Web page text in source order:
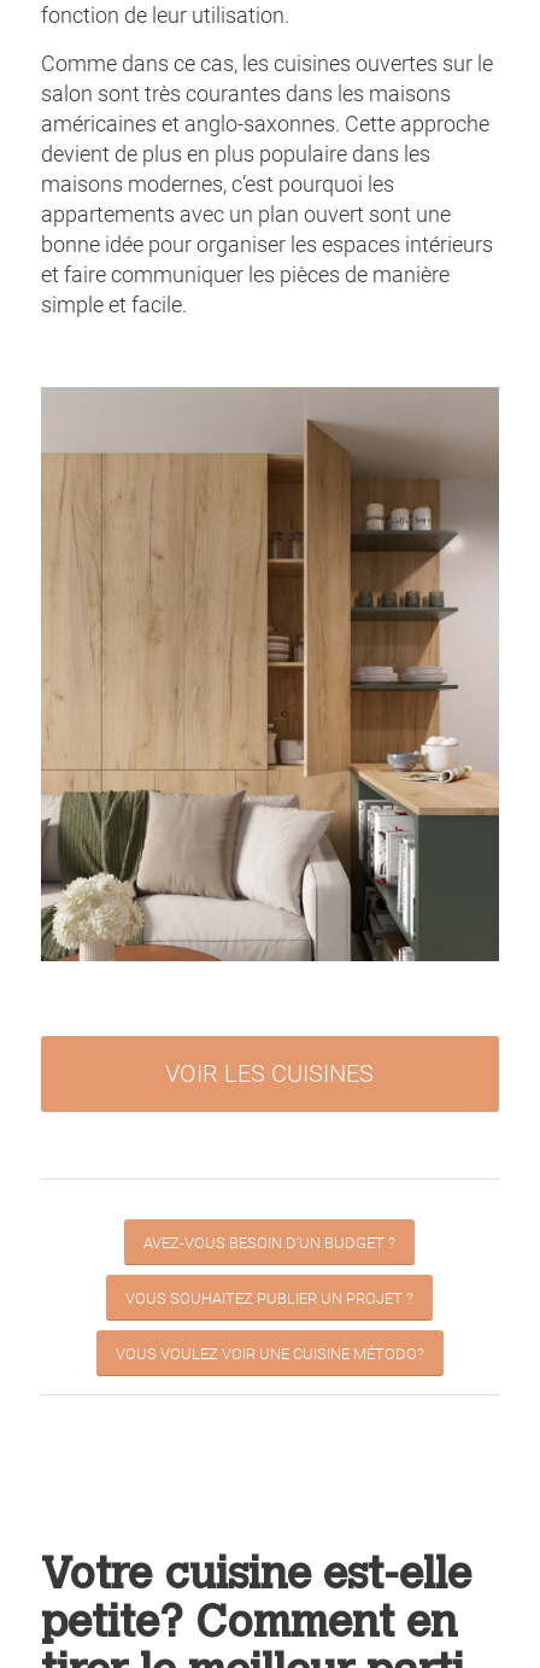
fonction de leur utilisation.
Comme dans ce cas, les cuisines ouvertes sur le
salon sont très courantes dans les maisons
américaines et anglo-saxonnes. Cette approche
devient de plus en plus populaire dans les
maisons modernes, c’est pourquoi les
appartements avec un plan ouvert sont une
bonne idée pour organiser les espaces intérieurs
et faire communiquer les pièces de manière
simple et facile.
VOIR LES CUISINES
AVEZ-VOUS BESOIN D’UN BUDGET ?
VOUS SOUHAITEZ PUBLIER UN PROJET ?
VOUS VOULEZ VOIR UNE CUISINE MÉTODO?
Votre cuisine est-elle
petite? Comment en